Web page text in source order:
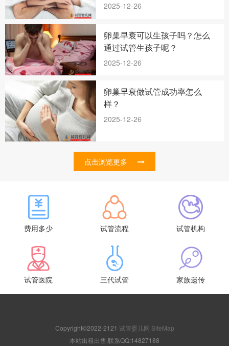
2025-12-26
卵巢早衰可以生孩子吗？怎么
通过试管生孩子呢？
2025-12-26
卵巢早衰做试管成功率怎么
样？
2025-12-26
点击浏览更多
费用多少 试管流程 试管机构
试管医院 三代试管 家族遗传
Copyright©2022-2121 试管婴儿网 SiteMap
本站出租出售,联系QQ:14827188